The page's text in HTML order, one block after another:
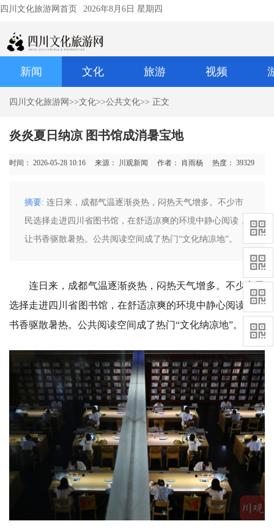
四川文化旅游网首页 2026年8月6日 星期四
新闻 文化 旅游 视频
四川文化旅游网 >>文化>>公共文化>> 正文
炎炎夏日纳凉 图书馆成消暑宝地
时间： 2026-05-28 10:16 来源： 川观新闻 作者： 肖雨杨 热度： 39329
摘要: 连日来，成都气温逐渐炎热，闷热天气增多。不少市
民选择走进四川省图书馆，在舒适凉爽的环境中静心阅读，
让书香驱散暑热。公共阅读空间成了热门“文化纳凉地”。
连日来，成都气温逐渐炎热，闷热天气增多。不少市民
选择走进四川省图书馆，在舒适凉爽的环境中静心阅读，让
书香驱散暑热。公共阅读空间成了热门“文化纳凉地”。